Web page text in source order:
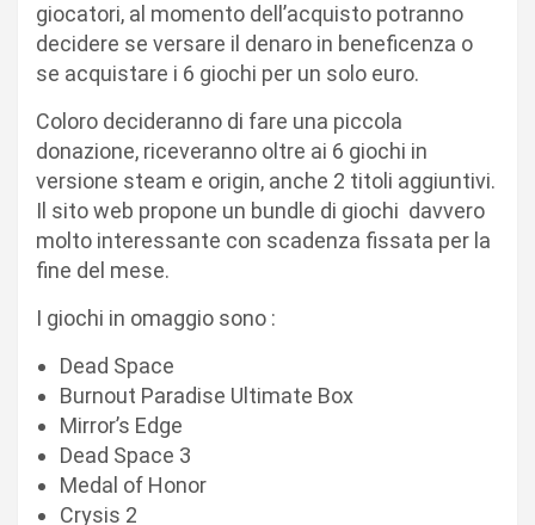
giocatori, al momento dell’acquisto potranno
decidere se versare il denaro in beneficenza o
se acquistare i 6 giochi per un solo euro.
Coloro decideranno di fare una piccola
donazione, riceveranno oltre ai 6 giochi in
versione steam e origin, anche 2 titoli aggiuntivi.
Il sito web propone un bundle di giochi davvero
molto interessante con scadenza fissata per la
fine del mese.
I giochi in omaggio sono :
Dead Space
Burnout Paradise Ultimate Box
Mirror’s Edge
Dead Space 3
Medal of Honor
Crysis 2